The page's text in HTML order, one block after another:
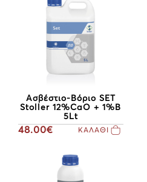
Ασβέστιο-Βόριο SET
Stoller 12%CaO + 1%B
5Lt
48.00€ ΚΑΛΑΘΙ